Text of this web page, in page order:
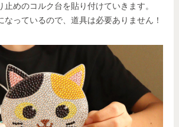
止めのコルク台を貼り付けていきます。
なっているので、道具は必要ありません！